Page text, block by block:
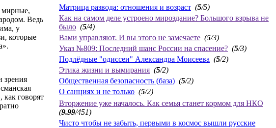
мирные,
Ведь
у
которые
зрения
как говорят
Матрица развода: отношения и возраст (5/5)
Как на самом деле устроено мироздание? Большого взрыва не
было (5/4)
Вами управляют. И вы этого не замечаете (5/3)
Указ №809: Последний шанс России на спасение? (5/3)
Подлёдные "одиссеи" Александра Моисеева (5/2)
Этика жизни и вымирания (5/2)
Общественная безопасность (база) (5/2)
О санциях и не только (5/2)
Вторжение уже началось. Как семья станет кормом для НКО
(9.99/451)
Чисто чтобы не забыть, первыми в космос вышли русские